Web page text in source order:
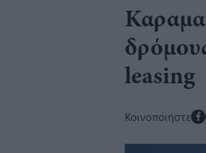
leasing
Κοινοποιήστε